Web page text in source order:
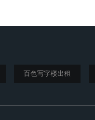
百色写字楼出租